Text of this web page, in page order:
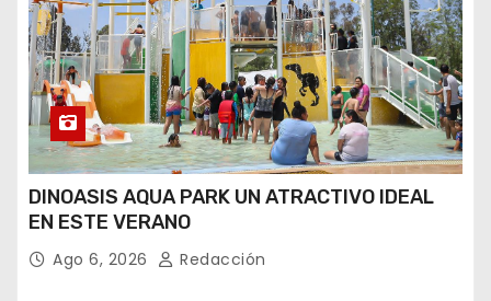
DINOASIS AQUA PARK UN ATRACTIVO IDEAL
EN ESTE VERANO
Ago 6, 2026 Redacción